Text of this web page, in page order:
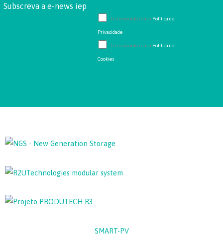
Subscreva a e-news iep
Li e concordo com a Política de
Privacidade
Li e concordo com a Política de
Cookies
SMART-PV